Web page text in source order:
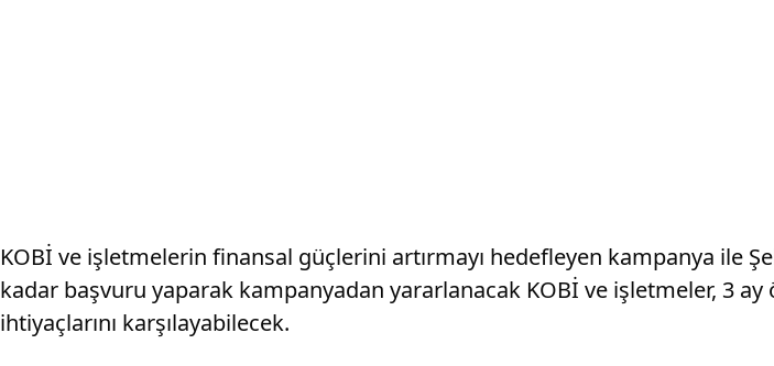
KOBİ ve işletmelerin finansal güçlerini artırmayı hedefleyen kampanya ile
kadar başvuru yaparak kampanyadan yararlanacak KOBİ ve işletmeler, 3
ihtiyaçlarını karşılayabilecek.